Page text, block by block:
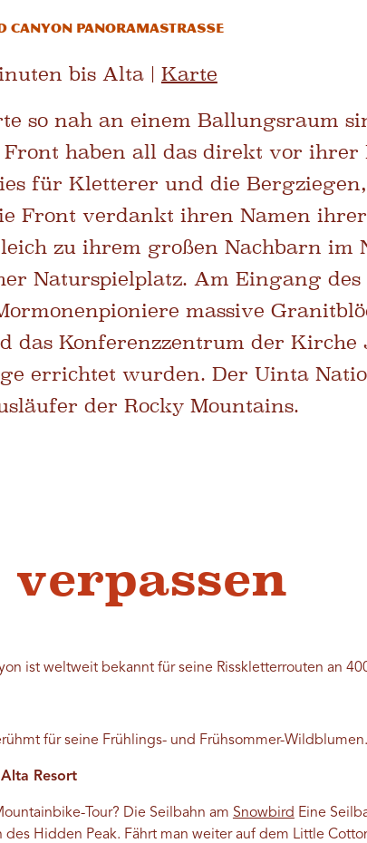
Canyon Panoramastraße
bis Alta | Karte
so nah an einem Ballungsraum
haben all das direkt vor ihrer
für Kletterer und die
Front verdankt ihren Namen
zu ihrem großen Nachbarn im
Naturspielplatz. Am Eingang des
massive
das Konferenzzentrum der Kirche
errichtet wurden. Der Uinta
der Rocky Mountains.
ist weltweit bekannt für seine Risskletterrouten an
für seine Frühlings- und Frühsommer-Wildblumen.
Resort
Tour? Die Seilbahn am Snowbird Eine
des Hidden Peak. Fährt man weiter auf dem Little